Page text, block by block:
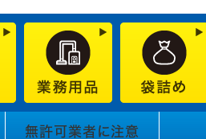
無許可業者に注意